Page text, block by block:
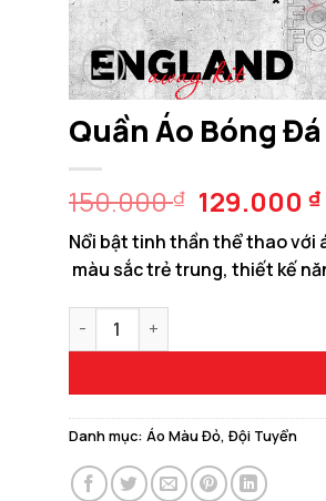
Quần Áo Bóng
150.000₫ Giá
gốc
là:
150.000
129.000₫
Nổi bật tinh thần thể thao với
màu sắc trẻ trung, thiết kế
Quần Áo Bóng Đá Đội Tuyển
Danh mục: Áo Màu Đỏ, Đội Tuyển